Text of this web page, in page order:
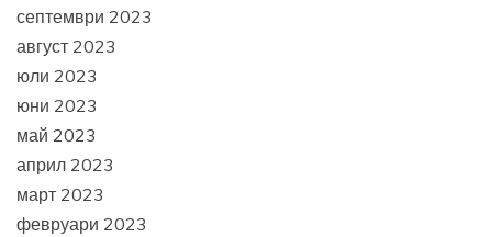
септември 2023
август 2023
юли 2023
юни 2023
май 2023
април 2023
март 2023
февруари 2023